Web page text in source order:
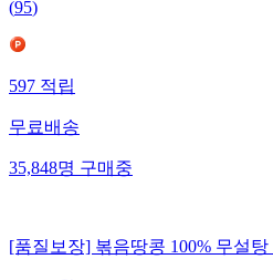
(95)
597적립
무료배송
35,848명구매중
[품질보장] 볶음땅콩 100% 무설